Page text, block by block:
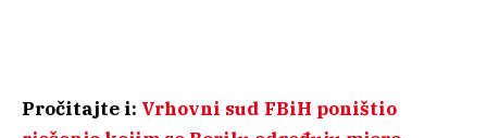
Pročitajte i: Vrhovni sud FBiH poništio